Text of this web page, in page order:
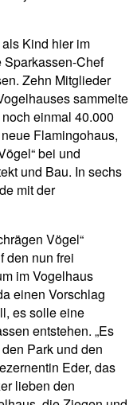
Kind hier im
Sparkassen-Chef
Zehn Mitglieder
sammelte
einmal 40.000
Flamingohaus,
bei und
und Bau. In sechs
mit der
Vögel“
den nun frei
im Vogelhaus
einen Vorschlag
es solle eine
entstehen. „Es
Park und den
Eder, das
lieben den